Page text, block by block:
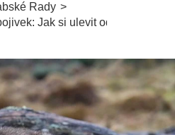
Rady >
Jak si ulevit od svědění